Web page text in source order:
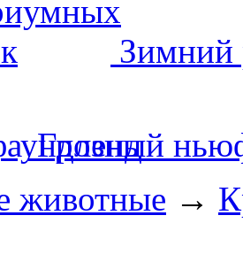
Зимний
Грозный
животные →